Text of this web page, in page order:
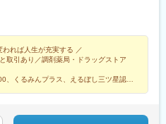
崎／沖縄＜オンライン面接実施中＞
三島営業所：静岡県田方郡函南町肥
岐阜県中津川市中津川字大西667-1
三栖字三反田130-5京都北営業所：京
町16滑川営業所：富山県滑川市柳原
概要」欄HPから
、後台駅、黒磯駅、上今市駅、渋川
、青堀駅、南与野駅、武蔵高萩駅、
)、速星駅、春江駅、水落駅、しんざ
、附属中学前駅、切石駅、岩村田
駅、富士駅、古庄駅、半田駅、荒子
(三重県)、霞ケ浦駅、光善寺駅、平野
ブル八幡宮山上駅、田村駅、唐崎駅、
、周防下郷駅、櫛ケ浜駅、府中駅(徳
われば人生が充実する ／
取引あり／調剤薬局・ドラッグストア
、くるみんプラス、えるぼし三ツ星認定